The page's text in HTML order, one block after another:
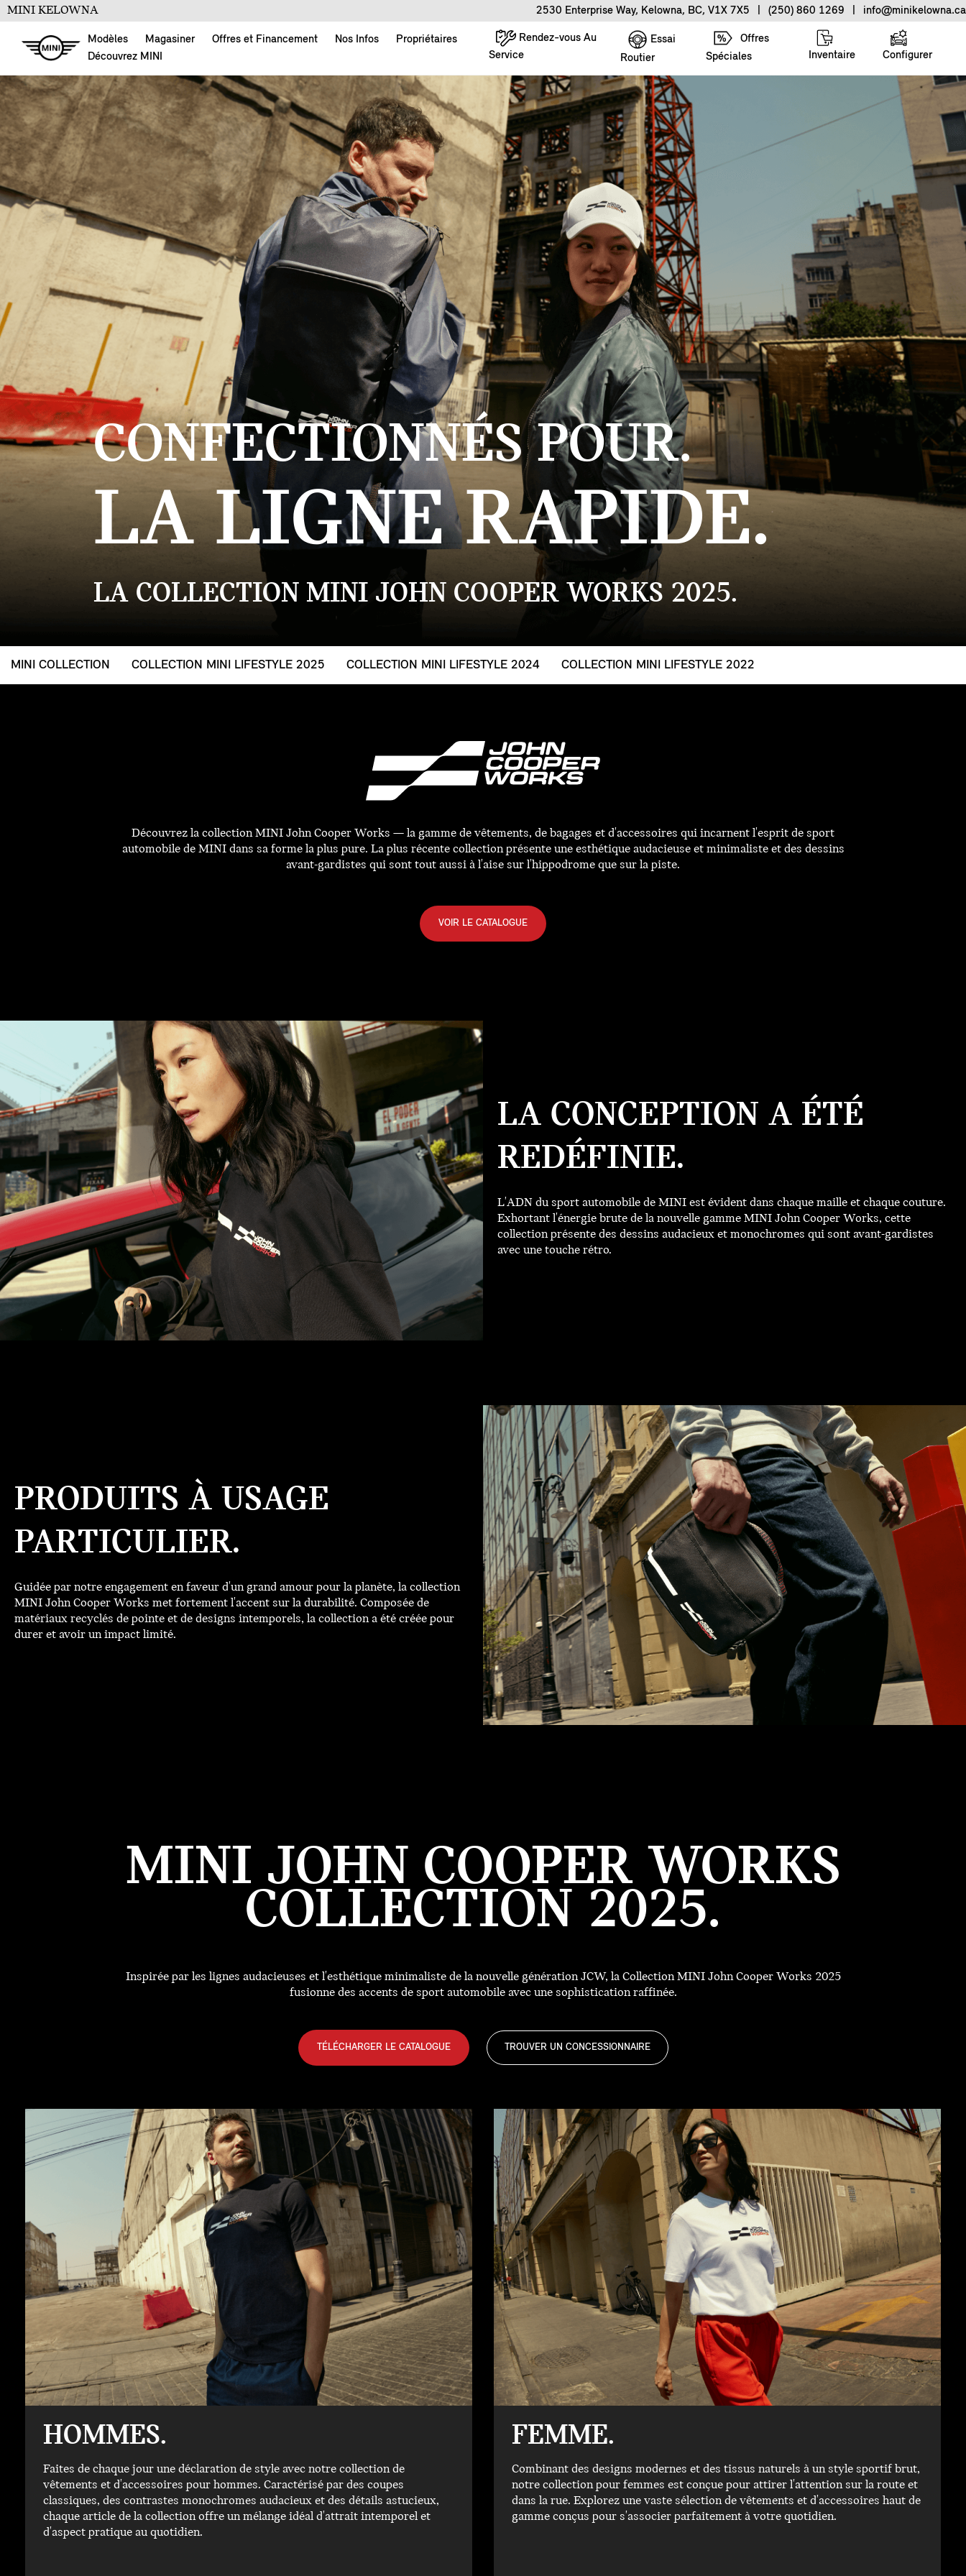
MINI KELOWNA 2530 Enterprise Way, Kelowna, BC, V1X 7X5 (250) 860 1269 info@minikelowna.ca
Modèles Magasiner Offres et Financement Nos Infos
Propriétaires
Découvrez MINI
Rendez-vous Au
Service
Essai
Routier
Offres
Spéciales
Inventaire Configurer
CONFECTIONNÉS POUR.
LA LIGNE RAPIDE.
LA COLLECTION MINI JOHN COOPER WORKS 2025.
MINI COLLECTION COLLECTION MINI LIFESTYLE 2025 COLLECTION MINI LIFESTYLE 2024 COLLECTION MINI LIFESTYLE 2022
Découvrez la collection MINI John Cooper Works — la gamme de vêtements, de bagages et d'accessoires qui incarnent l'esprit de sport
automobile de MINI dans sa forme la plus pure. La plus récente collection présente une esthétique audacieuse et minimaliste et des dessins
avant-gardistes qui sont tout aussi à l'aise sur l'hippodrome que sur la piste.
VOIR LE CATALOGUE
LA CONCEPTION A ÉTÉ
REDÉFINIE.
L'ADN du sport automobile de MINI est évident dans chaque maille et chaque couture.
Exhortant l'énergie brute de la nouvelle gamme MINI John Cooper Works, cette
collection présente des dessins audacieux et monochromes qui sont avant-gardistes
avec une touche rétro.
PRODUITS À USAGE
PARTICULIER.
Guidée par notre engagement en faveur d'un grand amour pour la planète, la collection
MINI John Cooper Works met fortement l'accent sur la durabilité. Composée de
matériaux recyclés de pointe et de designs intemporels, la collection a été créée pour
durer et avoir un impact limité.
MINI JOHN COOPER WORKS
COLLECTION 2025.
Inspirée par les lignes audacieuses et l'esthétique minimaliste de la nouvelle génération JCW, la Collection MINI John Cooper Works 2025
fusionne des accents de sport automobile avec une sophistication raffinée.
TÉLÉCHARGER LE CATALOGUE TROUVER UN CONCESSIONNAIRE
HOMMES.
Faites de chaque jour une déclaration de style avec notre collection de
vêtements et d'accessoires pour hommes. Caractérisé par des coupes
classiques, des contrastes monochromes audacieux et des détails astucieux,
chaque article de la collection offre un mélange idéal d'attrait intemporel et
d'aspect pratique au quotidien.
FEMME.
Combinant des designs modernes et des tissus naturels à un style sportif brut,
notre collection pour femmes est conçue pour attirer l'attention sur la route et
dans la rue. Explorez une vaste sélection de vêtements et d'accessoires haut de
gamme conçus pour s'associer parfaitement à votre quotidien.